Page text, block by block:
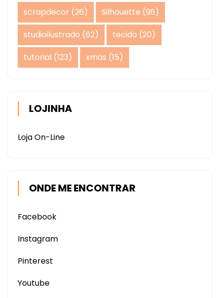
scrapdecor (26) Silhouette (96)
studioilustrado (62) tecido (20)
tutorial (123) xmas (15)
LOJINHA
Loja On-Line
ONDE ME ENCONTRAR
Facebook
Instagram
Pinterest
Youtube